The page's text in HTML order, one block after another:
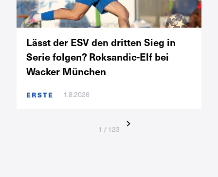
Lässt der ESV den dritten Sieg in
Serie folgen? Roksandic-Elf bei
Wacker München
ERSTE 1.8.2026
1 / 123